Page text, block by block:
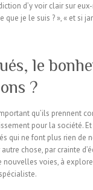
d’y voir clair sur
je le suis ? », « et si
le
?
qu’ils prennent
pour la société.
qui ne font plus rien de
chose, par crainte
nouvelles voies, à